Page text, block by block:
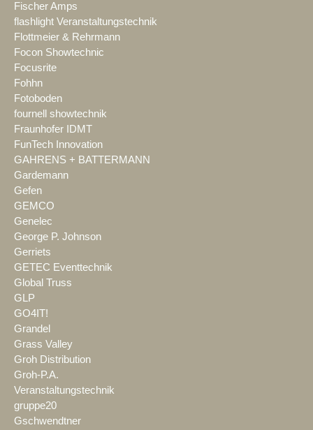
Fischer Amps
flashlight Veranstaltungstechnik
Flottmeier & Rehrmann
Focon Showtechnic
Focusrite
Fohhn
Fotoboden
fournell showtechnik
Fraunhofer IDMT
FunTech Innovation
GAHRENS + BATTERMANN
Gardemann
Gefen
GEMCO
Genelec
George P. Johnson
Gerriets
GETEC Eventtechnik
Global Truss
GLP
GO4IT!
Grandel
Grass Valley
Groh Distribution
Groh-P.A.
Veranstaltungstechnik
gruppe20
Gschwendtner